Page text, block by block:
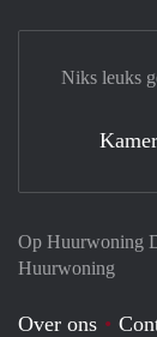
Op Huurwoning
Huurwoning
Over ons
Niks leuks